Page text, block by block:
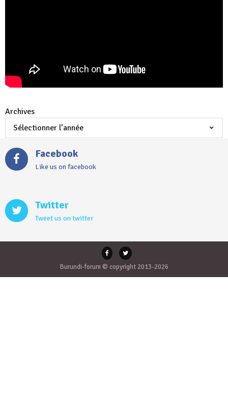
Archives
Facebook
Like us on facebook
Twitter
Tweet us on twitter
Burundi-forum © copyright 2013-2026